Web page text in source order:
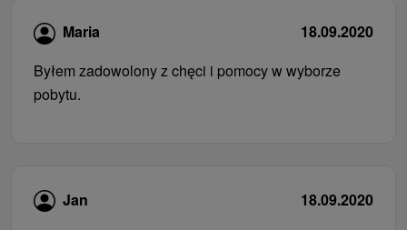
Maria
18.09.2020
Byłem zadowolony z chęci i pomocy w wyborze
pobytu.
Jan
18.09.2020